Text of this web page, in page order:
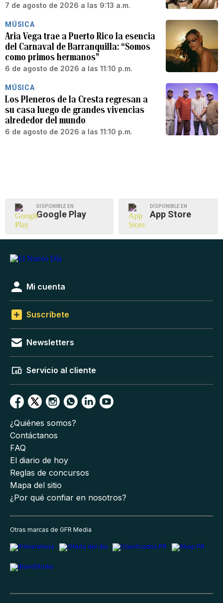
7 de agosto de 2026 a las 9:13 a.m.
MÚSICA
Aria Vega trae a Puerto Rico la esencia
del Carnaval de Barranquilla: “Somos
como primos hermanos”
6 de agosto de 2026 a las 11:10 p.m.
MÚSICA
Los Pleneros de la Cresta regresan a
su casa luego de grandes vivencias
alrededor del mundo
6 de agosto de 2026 a las 11:10 p.m.
DISPONIBLE EN
Google Play
DISPONIBLE EN
App Store
Mi cuenta
Suscríbete
Newsletters
Servicio al cliente
¿Quiénes somos?
Contáctanos
FAQ
El diario de hoy
Reglas de concursos
Mapa del sitio
¿Por qué confiar en nosotros?
Otras marcas de GFR Media